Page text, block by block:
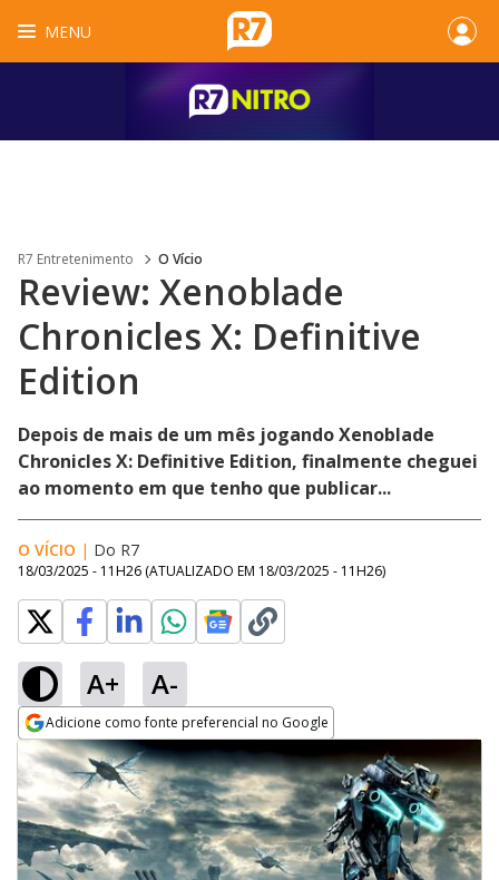
MENU
R7 Entretenimento O Vício
Review: Xenoblade
Chronicles X: Definitive
Edition
Depois de mais de um mês jogando Xenoblade
Chronicles X: Definitive Edition, finalmente cheguei
ao momento em que tenho que publicar...
O VÍCIO | Do R7
18/03/2025 - 11H26 (ATUALIZADO EM 18/03/2025 - 11H26)
A+ A-
Adicione como fonte preferencial no Google
Opens in new window